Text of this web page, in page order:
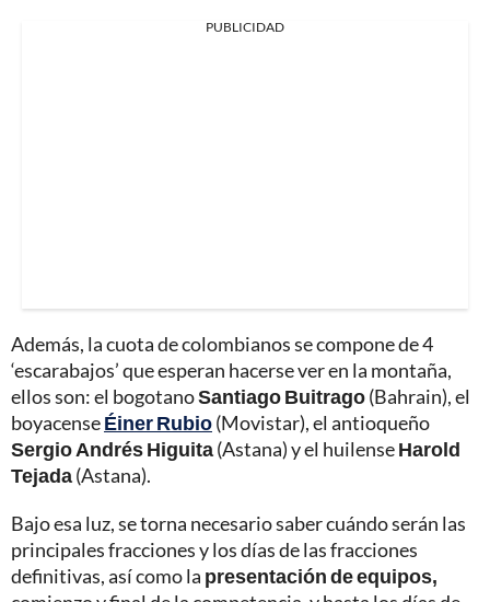
PUBLICIDAD
Además, la cuota de colombianos se compone de 4
‘escarabajos’ que esperan hacerse ver en la montaña,
ellos son: el bogotanoSantiago Buitrago(Bahrain), el
boyacenseÉiner Rubio(Movistar), el antioqueño
Sergio Andrés Higuita(Astana) y el huilenseHarold
Tejada(Astana).
Bajo esa luz, se torna necesario saber cuándo serán las
principales fracciones y los días de las fracciones
definitivas, así como la presentación de equipos,